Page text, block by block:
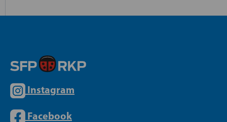
Instagram
Facebook